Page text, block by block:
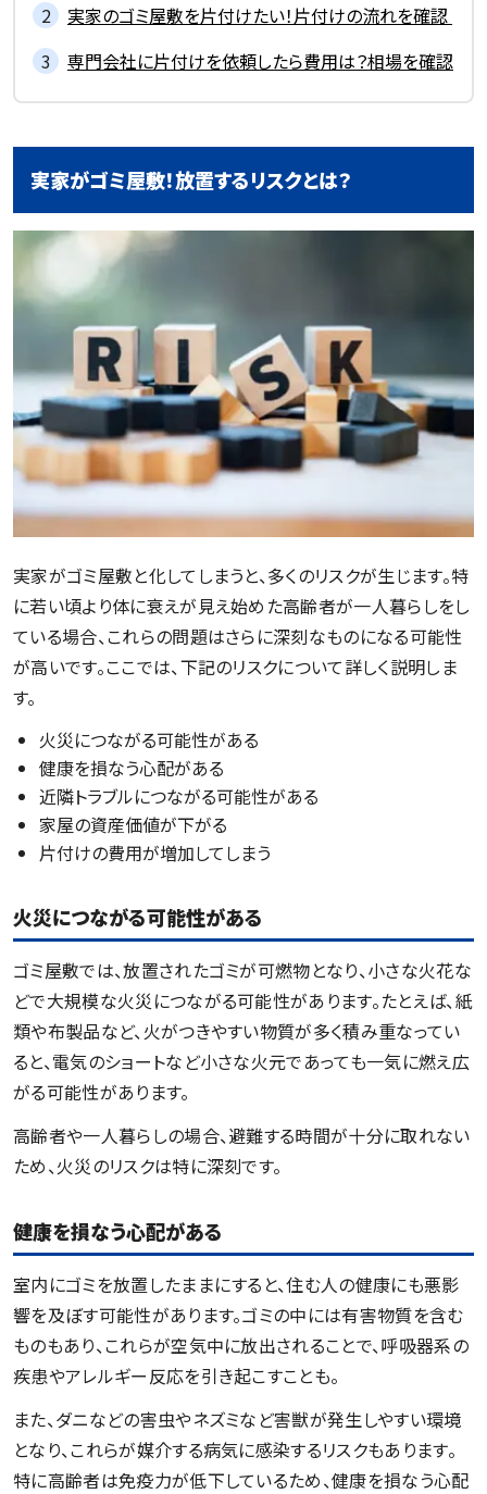
実家のゴミ屋敷を片付けたい！片付けの流れを確認
専門会社に片付けを依頼したら費用は？相場を確認
実家がゴミ屋敷！放置するリスクとは？
実家がゴミ屋敷と化してしまうと、多くのリスクが生じます。特
に若い頃より体に衰えが見え始めた高齢者が一人暮らしをし
ている場合、これらの問題はさらに深刻なものになる可能性
が高いです。ここでは、下記のリスクについて詳しく説明しま
す。
火災につながる可能性がある
健康を損なう心配がある
近隣トラブルにつながる可能性がある
家屋の資産価値が下がる
片付けの費用が増加してしまう
火災につながる可能性がある
ゴミ屋敷では、放置されたゴミが可燃物となり、小さな火花な
どで大規模な火災につながる可能性があります。たとえば、紙
類や布製品など、火がつきやすい物質が多く積み重なってい
ると、電気のショートなど小さな火元であっても一気に燃え広
がる可能性があります。
高齢者や一人暮らしの場合、避難する時間が十分に取れない
ため、火災のリスクは特に深刻です。
健康を損なう心配がある
室内にゴミを放置したままにすると、住む人の健康にも悪影
響を及ぼす可能性があります。ゴミの中には有害物質を含む
ものもあり、これらが空気中に放出されることで、呼吸器系の
疾患やアレルギー反応を引き起こすことも。
また、ダニなどの害虫やネズミなど害獣が発生しやすい環境
となり、これらが媒介する病気に感染するリスクもあります。
特に高齢者は免疫力が低下しているため、健康を損なう心配